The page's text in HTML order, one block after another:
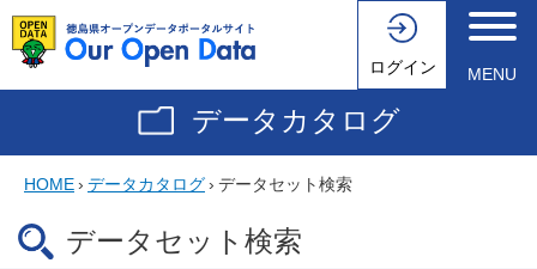
ログイン MENU
データカタログ
HOME› データカタログ› データセット検索
データセット検索